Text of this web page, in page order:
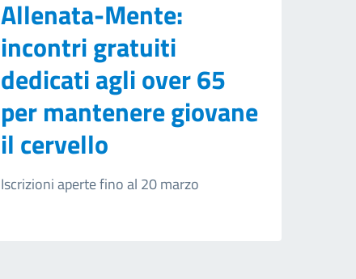
Allenata-Mente:
incontri gratuiti
dedicati agli over 65
per mantenere giovane
il cervello
Iscrizioni aperte fino al 20 marzo